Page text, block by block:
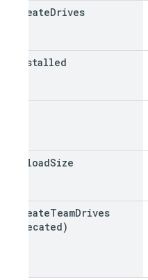
CreateDrives
Installed
UploadSize
CreateTeamDrives
(deprecated)